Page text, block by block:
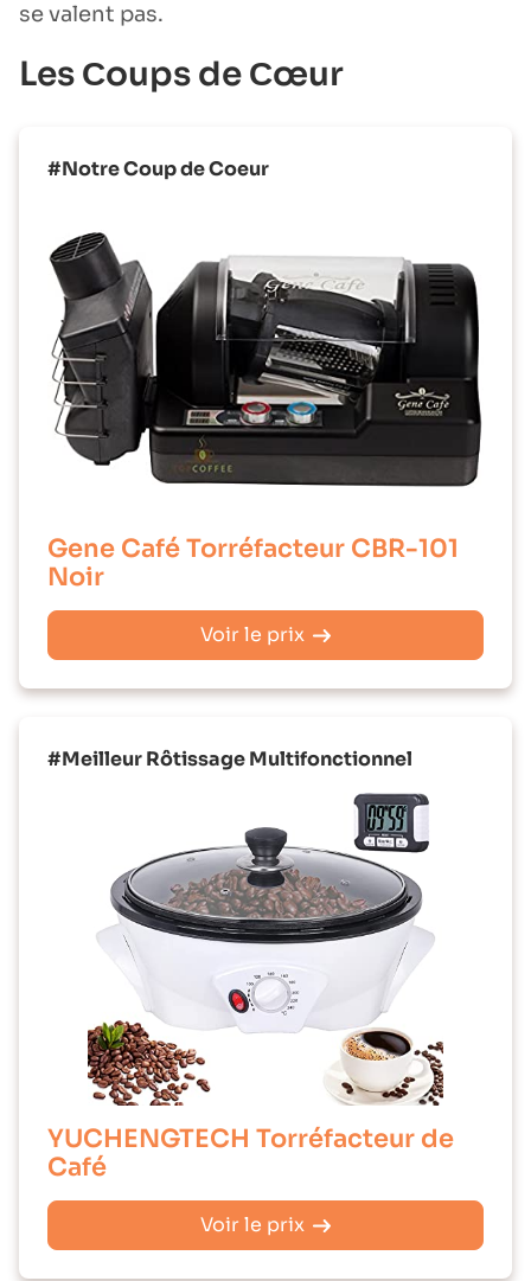
se valent pas.
Les Сoups de Сœur
#Notre Coup de Coeur
Gene Café Torréfacteur CBR-101
Noir
Voir le prix
#Meilleur Rôtissage Multifonctionnel
YUCHENGTECH Torréfacteur de
Café
Voir le prix